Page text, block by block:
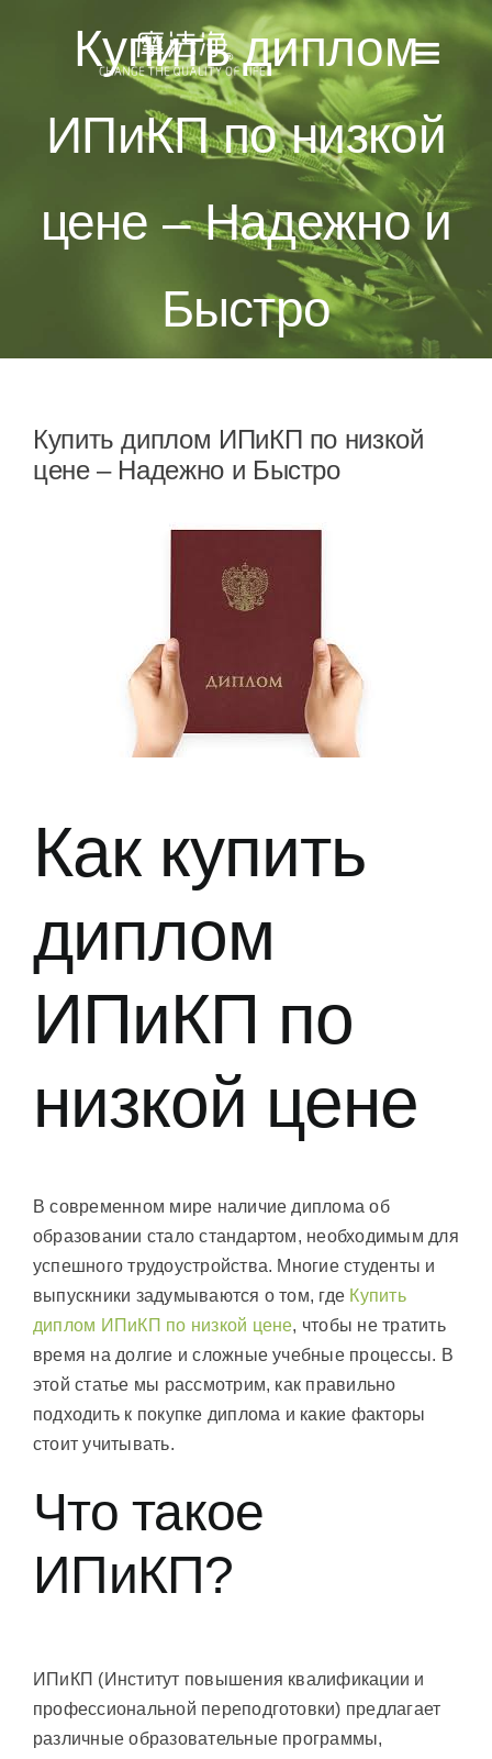
全部消息
使用方法
適用場景
關於我們
聯絡我們
Купить диплом
ИПиКП по низкой
цене – Надежно и
Быстро
Купить диплом ИПиКП по низкой
цене – Надежно и Быстро
Как купить
диплом
ИПиКП по
низкой цене
В современном мире наличие диплома об
образовании стало стандартом, необходимым для
успешного трудоустройства. Многие студенты и
выпускники задумываются о том, где Купить
диплом ИПиКП по низкой цене, чтобы не тратить
время на долгие и сложные учебные процессы. В
этой статье мы рассмотрим, как правильно
подходить к покупке диплома и какие факторы
стоит учитывать.
Что такое
ИПиКП?
ИПиКП (Институт повышения квалификации и
профессиональной переподготовки) предлагает
различные образовательные программы,